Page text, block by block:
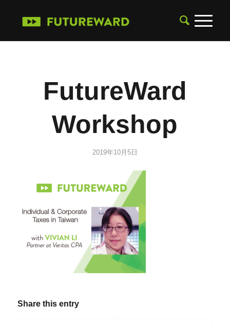
FutureWard
Workshop
2019年10月5日
Share this entry